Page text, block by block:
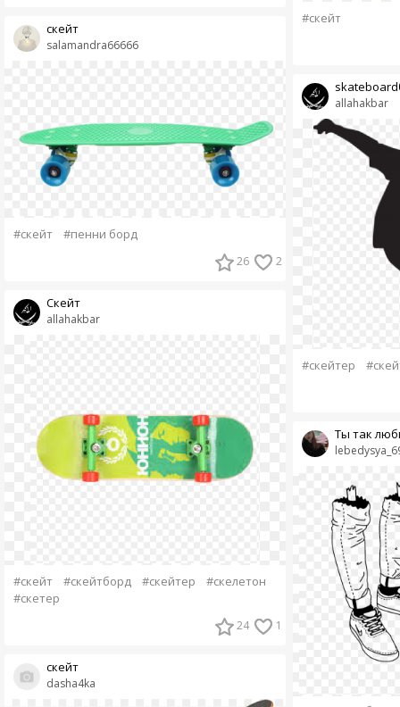
salamandra66666
скейт
#скейт #пенни борд
26 2
allahakbar
Скейт
#скейт #скейтборд #скейтер
#скелетон
#скетер
24 1
dasha4ka
cкейт
#скейт
allahakbar
#скейтер
Ты так